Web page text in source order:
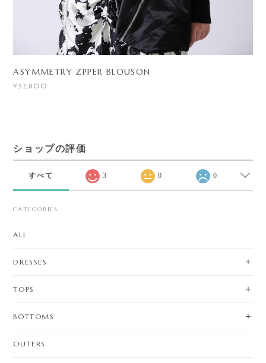
ASYMMETRY ZPPER BLOUSON
¥52,800
ショップの評価
すべて 3 0 0
CATEGORIES
ALL
DRESSES
TOPS
BOTTOMS
OUTERS